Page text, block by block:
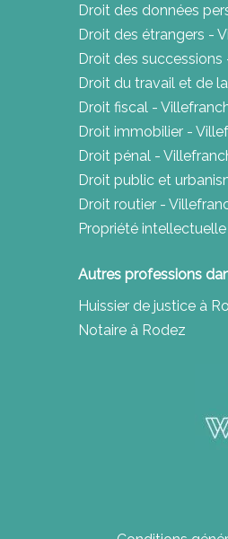
Droit des données
Droit des étrangers -
Droit des
Droit du travail et de
Droit fiscal -
Droit immobilier -
Droit pénal -
Droit public et
Droit routier -
Propriété
Autres professions
Huissier de justice à
Notaire à Rodez